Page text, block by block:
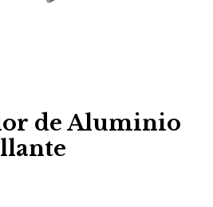
de Aluminio